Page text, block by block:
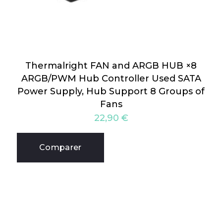
Thermalright FAN and ARGB HUB ×8
ARGB/PWM Hub Controller Used SATA
Power Supply, Hub Support 8 Groups of
Fans
22,90 €
Comparer